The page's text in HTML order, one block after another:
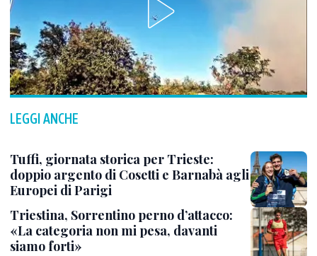
LEGGI ANCHE
Tuffi, giornata storica per Trieste:
doppio argento di Cosetti e Barnabà agli
Europei di Parigi
Triestina, Sorrentino perno d’attacco:
«La categoria non mi pesa, davanti
siamo forti»